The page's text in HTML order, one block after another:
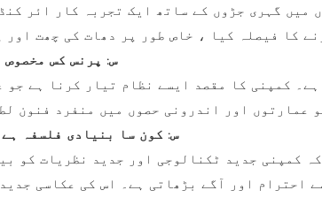
گہری جڑوں کے ساتھ ایک تجربہ کار ائر
کا فیصلہ کیا ، خاص طور پر دھات کی چھت اور
2. س: پرنس کس
کمپنی کا مقصد ایسے نظام تیار کرنا ہے جو
عمارتوں اور اندرونی حصوں میں منفرد فنون
3. س: کون سا بنیادی فلسفہ
کمپنی جدید ٹکنالوجی اور جدید نظریات کو
احترام اور آگے بڑھاتی ہے۔ اس کی عکاسی